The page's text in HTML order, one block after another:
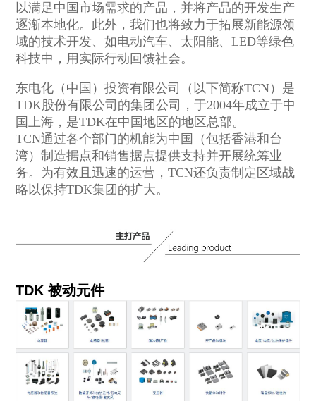
以满足中国市场需求的产品，并将产品的开发生产
逐渐本地化。此外，我们也将致力于拓展新能源领
域的技术开发、如电动汽车、太阳能、LED等绿色
科技中，用实际行动回馈社会。
东电化（中国）投资有限公司（以下简称TCN）是
TDK股份有限公司的集团公司，于2004年成立于中
国上海，是TDK在中国地区的地区总部。
TCN通过各个部门的机能为中国（包括香港和台
湾）制造据点和销售据点提供支持并开展统筹业
务。为有效且迅速的运营，TCN还负责制定区域战
略以保持TDK集团的扩大。
TDK 被动元件